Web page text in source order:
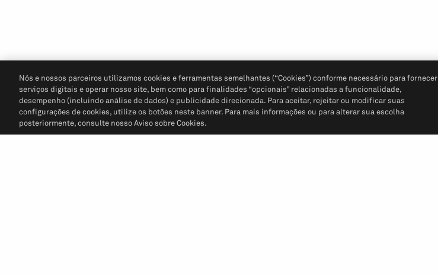
Nós e nossos parceiros utilizamos cookies e ferramentas semelhantes (“Cookies”) conforme necessário para fornecer
serviços digitais e operar nosso site, bem como para finalidades “opcionais” relacionadas a funcionalidade,
desempenho (incluindo análise de dados) e publicidade direcionada. Para aceitar, rejeitar ou modificar suas
configurações de cookies, utilize os botões neste banner. Para mais informações ou para alterar sua escolha
posteriormente, consulte nosso Aviso sobre Cookies.